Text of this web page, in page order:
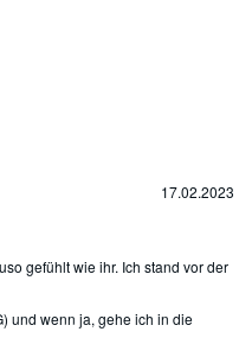
17.02.2023
gefühlt wie ihr. Ich stand vor der
und wenn ja, gehe ich in die